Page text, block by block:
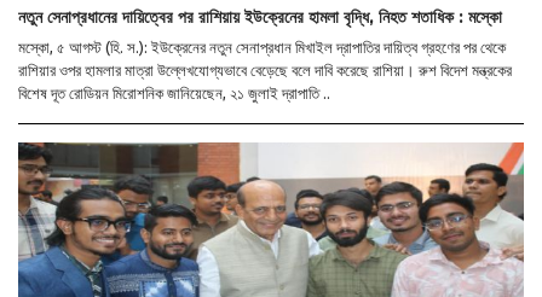
নতুন সেনাপ্রধানের দায়িত্বের পর রাশিয়ায় ইউক্রেনের হামলা বৃদ্ধি, নিহত শতাধিক : মস্কো
মস্কো, ৫ আগস্ট (হি. স.): ইউক্রেনের নতুন সেনাপ্রধান মিখাইল দ্রাপাতির দায়িত্ব গ্রহণের পর থেকে
রাশিয়ার ওপর হামলার মাত্রা উল্লেখযোগ্যভাবে বেড়েছে বলে দাবি করেছে রাশিয়া। রুশ বিদেশ মন্ত্রকের
বিশেষ দূত রোডিয়ন মিরোশনিক জানিয়েছেন, ২১ জুলাই দ্রাপাতি ..